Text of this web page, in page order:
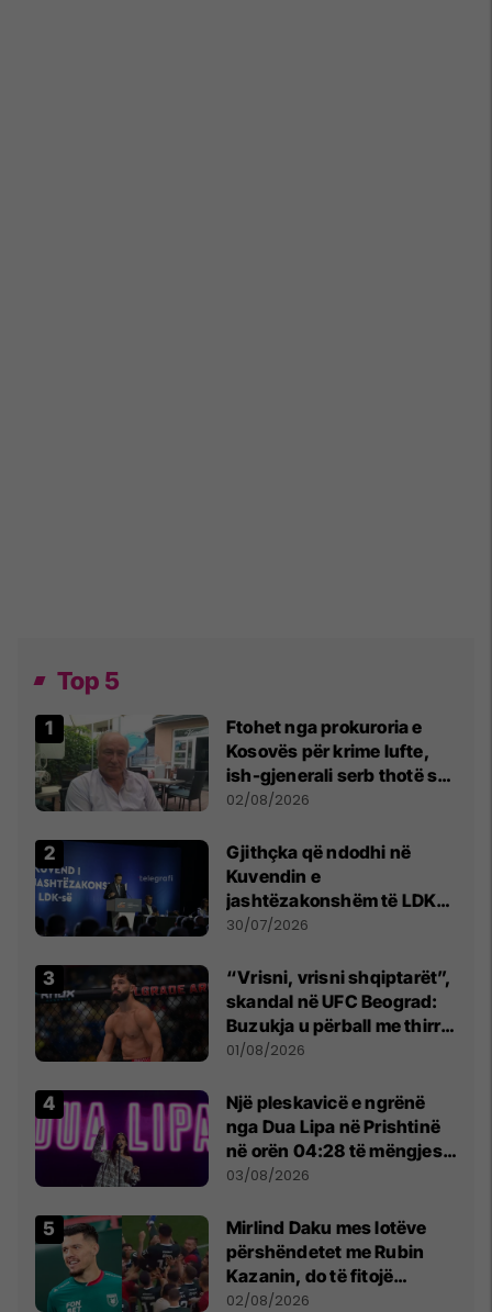
Top 5
Ftohet nga prokuroria e
Kosovës për krime lufte,
ish-gjenerali serb thotë se
dikush e tradhtoi në
02/08/2026
Gjithçka që ndodhi në
Kuvendin e
jashtëzakonshëm të LDK-
së
30/07/2026
“Vrisni, vrisni shqiptarët”,
skandal në UFC Beograd:
Buzukja u përball me thirrje
anti-shqiptare nga
01/08/2026
Një pleskavicë e ngrënë
nga Dua Lipa në Prishtinë
në orën 04:28 të mëngjesit
- dhe bota digjitale serbe
03/08/2026
Mirlind Daku mes lotëve
përshëndetet me Rubin
Kazanin, do të fitojë
miliona te Spartak Moska
02/08/2026